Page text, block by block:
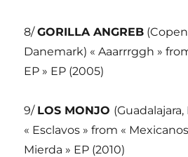
8/GORILLA ANGREB
Danemark) « Aaarrrggh »
EP » EP (2005)
9/ LOS MONJO
« Esclavos » from «
Mierda » EP (2010)